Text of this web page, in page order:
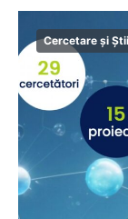
Cercetare și